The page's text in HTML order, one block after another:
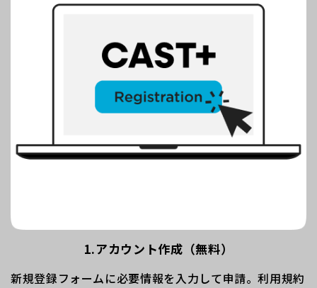
1.アカウント作成（無料）
新規登録フォームに必要情報を入力して申請。利用規約